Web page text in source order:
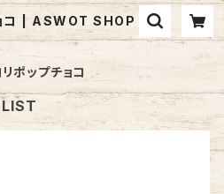
コ | ASWOT SHOP
リポップチョコ